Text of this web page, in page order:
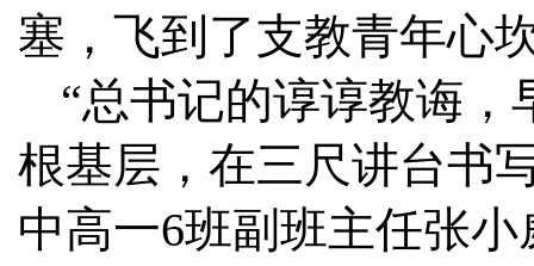
塞，飞到了支教青年心
“总书记的谆谆教诲
根基层，在三尺讲台书
中高一6班副班主任张小